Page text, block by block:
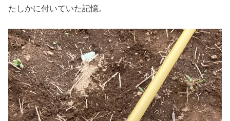
たしかに付いていた記憶。